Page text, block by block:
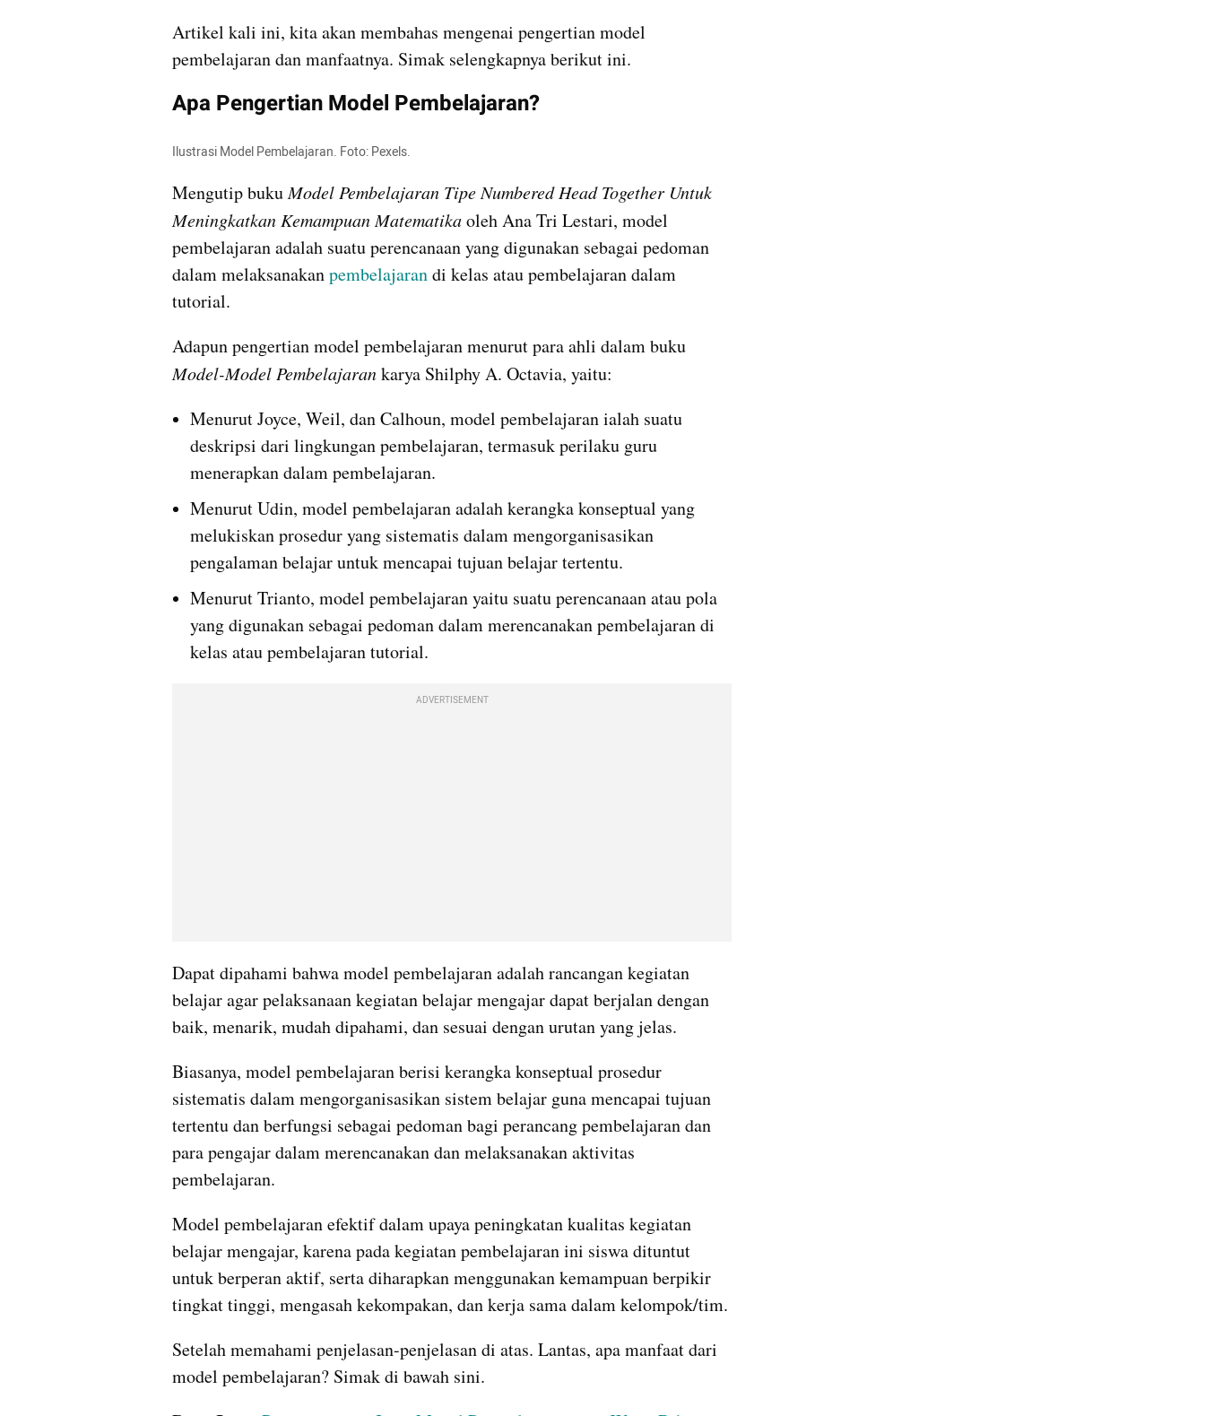
Artikel kali ini, kita akan membahas mengenai pengertian model
pembelajaran dan manfaatnya. Simak selengkapnya berikut ini.
Apa Pengertian Model Pembelajaran?
Ilustrasi Model Pembelajaran. Foto: Pexels.
Mengutip buku Model Pembelajaran Tipe Numbered Head Together Untuk
Meningkatkan Kemampuan Matematika oleh Ana Tri Lestari, model
pembelajaran adalah suatu perencanaan yang digunakan sebagai pedoman
dalam melaksanakan pembelajaran di kelas atau pembelajaran dalam
tutorial.
Model-Model Pembelajaran karya Shilphy A. Octavia, yaitu:
Menurut Joyce, Weil, dan Calhoun, model pembelajaran ialah suatu
deskripsi dari lingkungan pembelajaran, termasuk perilaku guru
menerapkan dalam pembelajaran.
Menurut Udin, model pembelajaran adalah kerangka konseptual yang
melukiskan prosedur yang sistematis dalam mengorganisasikan
pengalaman belajar untuk mencapai tujuan belajar tertentu.
Menurut Trianto, model pembelajaran yaitu suatu perencanaan atau pola
yang digunakan sebagai pedoman dalam merencanakan pembelajaran di
kelas atau pembelajaran tutorial.
ADVERTISEMENT
Dapat dipahami bahwa model pembelajaran adalah rancangan kegiatan
belajar agar pelaksanaan kegiatan belajar mengajar dapat berjalan dengan
baik, menarik, mudah dipahami, dan sesuai dengan urutan yang jelas.
Biasanya, model pembelajaran berisi kerangka konseptual prosedur
sistematis dalam mengorganisasikan sistem belajar guna mencapai tujuan
tertentu dan berfungsi sebagai pedoman bagi perancang pembelajaran dan
para pengajar dalam merencanakan dan melaksanakan aktivitas
pembelajaran.
Model pembelajaran efektif dalam upaya peningkatan kualitas kegiatan
belajar mengajar, karena pada kegiatan pembelajaran ini siswa dituntut
untuk berperan aktif, serta diharapkan menggunakan kemampuan berpikir
tingkat tinggi, mengasah kekompakan, dan kerja sama dalam kelompok/tim.
Setelah memahami penjelasan-penjelasan di atas. Lantas, apa manfaat dari
model pembelajaran? Simak di bawah sini.